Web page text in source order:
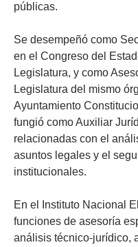
públicas.
Se desempeñó como
en el Congreso del
Legislatura, y como
Legislatura del mismo
Ayuntamiento
fungió como Auxiliar
relacionadas con el
asuntos legales y el
institucionales.
En el Instituto Nacional
funciones de asesoría
análisis técnico-jurídico,